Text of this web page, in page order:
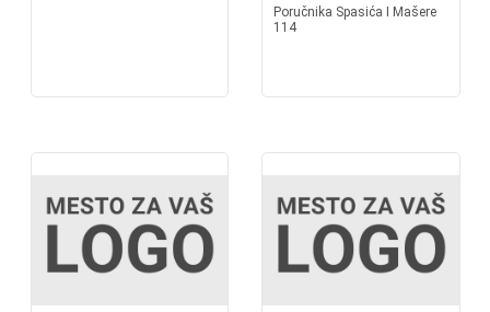
Poručnika Spasića I Mašere
114